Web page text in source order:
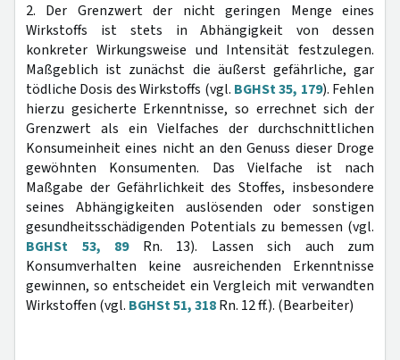
2. Der Grenzwert der nicht geringen Menge eines
Wirkstoffs ist stets in Abhängigkeit von dessen
konkreter Wirkungsweise und Intensität festzulegen.
Maßgeblich ist zunächst die äußerst gefährliche, gar
tödliche Dosis des Wirkstoffs (vgl. BGHSt 35, 179). Fehlen
hierzu gesicherte Erkenntnisse, so errechnet sich der
Grenzwert als ein Vielfaches der durchschnittlichen
Konsumeinheit eines nicht an den Genuss dieser Droge
gewöhnten Konsumenten. Das Vielfache ist nach
Maßgabe der Gefährlichkeit des Stoffes, insbesondere
seines Abhängigkeiten auslösenden oder sonstigen
gesundheitsschädigenden Potentials zu bemessen (vgl.
BGHSt 53, 89Rn. 13). Lassen sich auch zum
Konsumverhalten keine ausreichenden Erkenntnisse
gewinnen, so entscheidet ein Vergleich mit verwandten
Wirkstoffen (vgl. BGHSt 51, 318Rn. 12 ff.). (Bearbeiter)